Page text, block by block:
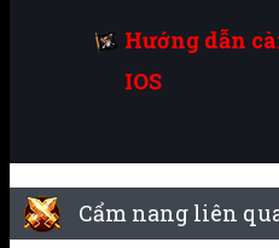
Hướng dẫn
IOS
Cẩm nang liên